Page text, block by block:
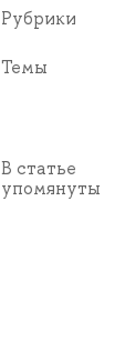
Рубрики
Темы
В статье
упомянуты